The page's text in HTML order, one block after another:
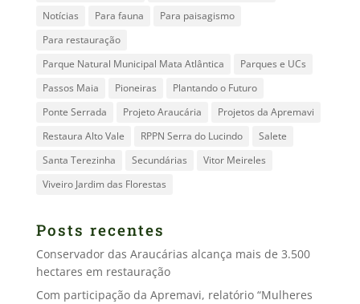
Notícias
Para fauna
Para paisagismo
Para restauração
Parque Natural Municipal Mata Atlântica
Parques e UCs
Passos Maia
Pioneiras
Plantando o Futuro
Ponte Serrada
Projeto Araucária
Projetos da Apremavi
Restaura Alto Vale
RPPN Serra do Lucindo
Salete
Santa Terezinha
Secundárias
Vitor Meireles
Viveiro Jardim das Florestas
Posts recentes
Conservador das Araucárias alcança mais de 3.500
hectares em restauração
Com participação da Apremavi, relatório “Mulheres